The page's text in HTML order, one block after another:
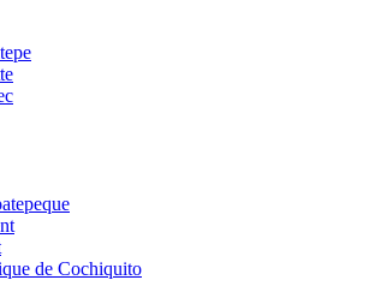
de Cochiquito